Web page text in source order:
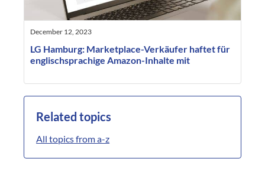
December 12, 2023
LG Hamburg: Marketplace-Verkäufer haftet für
englischsprachige Amazon-Inhalte mit
Related topics
All topics from a-z